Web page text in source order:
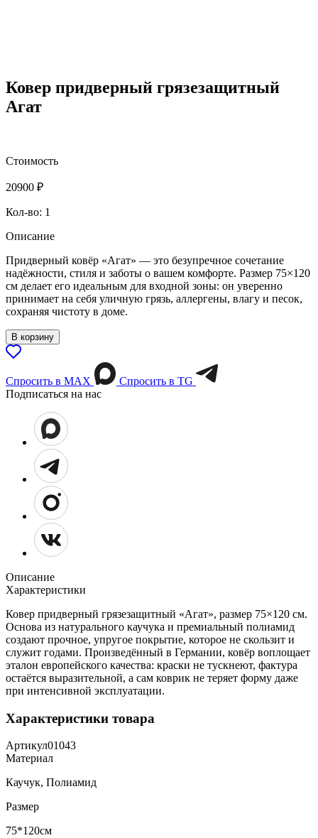
Ковер придверный грязезащитный
Агат
Стоимость
20900 ₽
Кол-во: 1
Описание
Придверный ковёр «Агат» — это безупречное сочетание
надёжности, стиля и заботы о вашем комфорте. Размер 75×120
см делает его идеальным для входной зоны: он уверенно
принимает на себя уличную грязь, аллергены, влагу и песок,
сохраняя чистоту в доме.
В корзину
Спросить в МАХ
Спросить в TG
Подписаться на нас
Описание
Характеристики
Ковер придверный грязезащитный «Агат», размер 75×120 см.
Основа из натурального каучука и премиальный полиамид
создают прочное, упругое покрытие, которое не скользит и
служит годами. Произведённый в Германии, ковёр воплощает
эталон европейского качества: краски не тускнеют, фактура
остаётся выразительной, а сам коврик не теряет форму даже
при интенсивной эксплуатации.
Характеристики товара
Артикул01043
Материал
Каучук, Полиамид
Размер
75*120см